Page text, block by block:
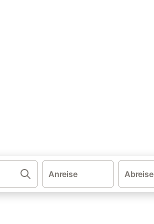
Anreise Abreise